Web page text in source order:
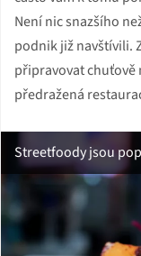
Není nic snazšího
podnik již navštívili.
připravovat chuťově
předražená
Streetfoody jsou